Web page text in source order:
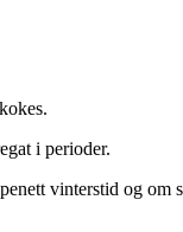
i perioder.
vinterstid og om